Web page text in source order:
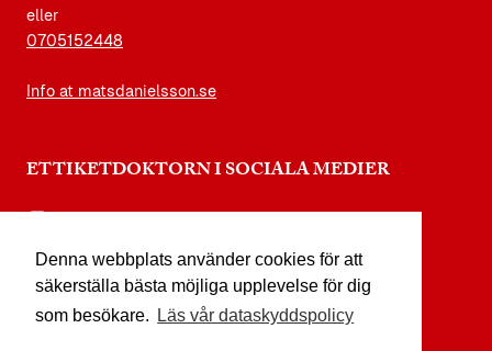
Denna webbplats använder cookies för att
säkerställa bästa möjliga upplevelse för dig
som besökare.
Läs vår dataskyddspolicy
eller
0705152448
Info at matsdanielsson.se
ETTIKETDOKTORN I SOCIALA MEDIER
facebook.com/etikettdoktorn
youtube.com/etikettdoktorn